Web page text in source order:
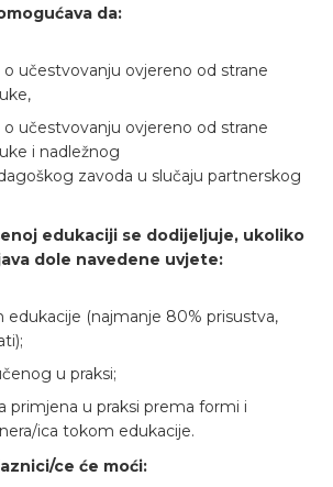
da:
učestvovanju ovjereno od strane
učestvovanju ovjereno od strane
i nadležnog
zavoda u slučaju partnerskog
edukaciji se dodijeljuje, ukoliko
dole navedene uvjete:
(najmanje 80% prisustva,
u praksi;
primjena u praksi prema formi i
ica tokom edukacije.
ce će moći: